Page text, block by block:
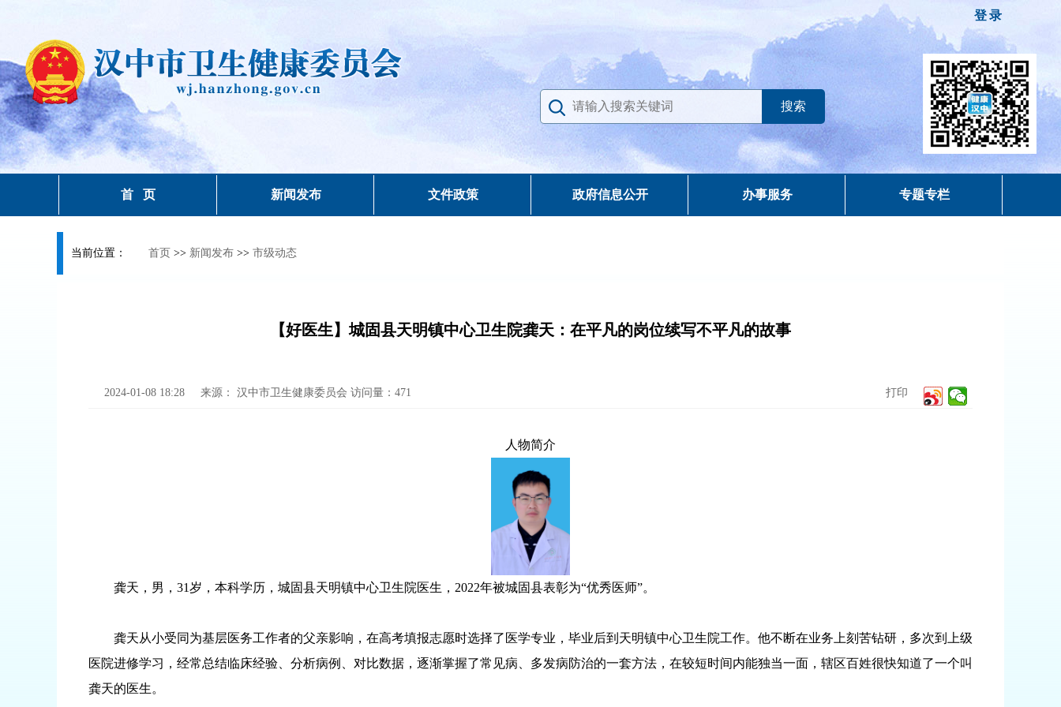
登录
首 页 新闻发布 文件政策 政府信息公开 办事服务 专题专栏
当前位置： 首页 >> 新闻发布 >> 市级动态
【好医生】城固县天明镇中心卫生院龚天：在平凡的岗位续写不平凡的故事
2024-01-08 18:28 来源： 汉中市卫生健康委员会 访问量： 471 打印
人物简介
龚天，男，31岁，本科学历，城固县天明镇中心卫生院医生，2022年被城固县表彰为“优秀医师”。
龚天从小受同为基层医务工作者的父亲影响，在高考填报志愿时选择了医学专业，毕业后到天明镇中心卫生院工作。他不断在业务上刻苦钻研，多次到上级
医院进修学习，经常总结临床经验、分析病例、对比数据，逐渐掌握了常见病、多发病防治的一套方法，在较短时间内能独当一面，辖区百姓很快知道了一个叫
龚天的医生。